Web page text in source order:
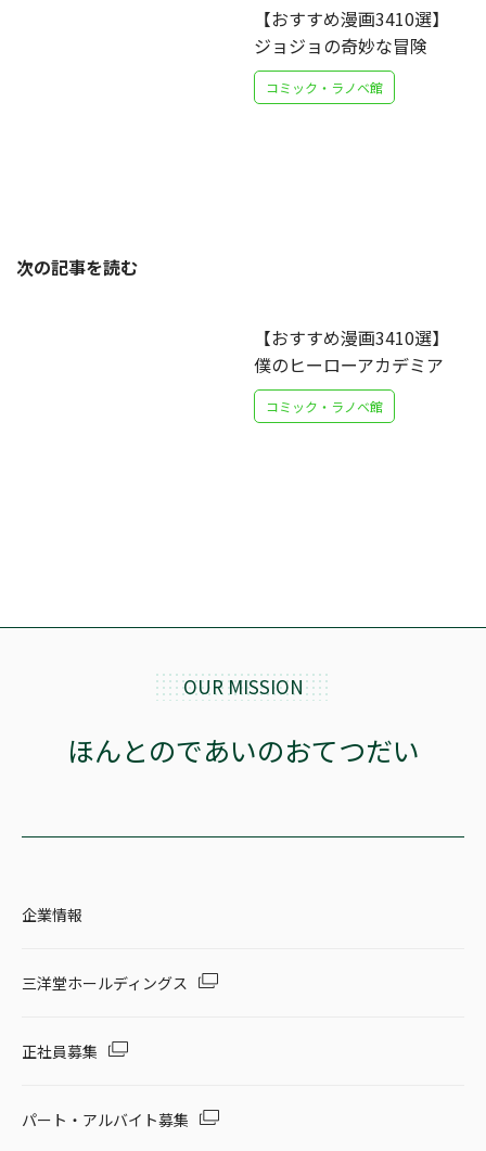
【おすすめ漫画3410選】
ジョジョの奇妙な冒険
コミック・ラノベ館
次の記事を読む
【おすすめ漫画3410選】
僕のヒーローアカデミア
コミック・ラノベ館
OUR MISSION
ほんとのであいのおてつだい
企業情報
三洋堂ホールディングス
正社員募集
パート・アルバイト募集